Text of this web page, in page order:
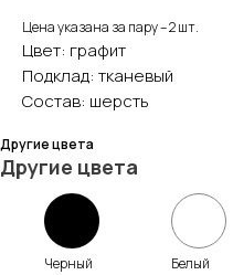
Цена указана за пару – 2 шт.
Цвет: графит
Подклад: тканевый
Состав: шерсть
Другие цвета
Другие цвета
Черный Белый